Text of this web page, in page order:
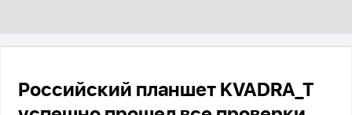
Российский планшет KVADRA_T